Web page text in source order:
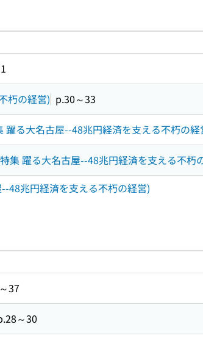
朽の経営) p.30～33
る大名古屋--48兆円経済を支える不朽の経
集 躍る大名古屋--48兆円経済を支える不朽
48兆円経済を支える不朽の経営)
37
～30